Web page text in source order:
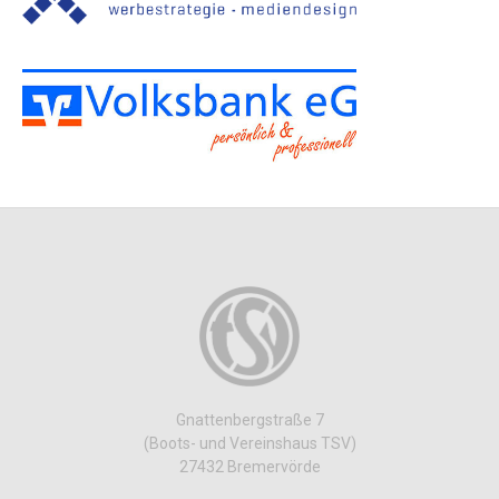
Gnattenbergstraße 7
(Boots- und Vereinshaus TSV)
27432 Bremervörde